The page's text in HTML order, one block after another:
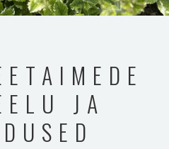
JA